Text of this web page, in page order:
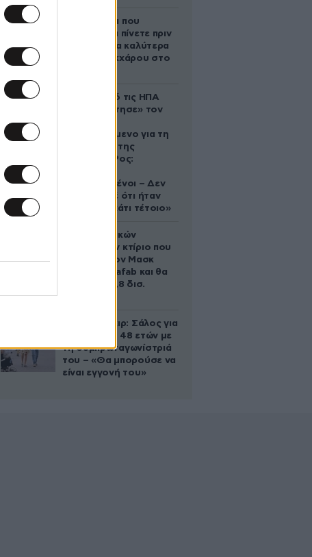
5 ροφήματα που
μπορείτε να πίνετε πριν
τον ύπνο για καλύτερα
επίπεδα σακχάρου στο
Ζευγάρι από τις ΗΠΑ
που «υιοθέτησε» τον
κατηγορούμενο για τη
δολοφονία της
Ελίζαμπεθ Ρος:
συντετριμμένοι – Δεν
έδειξε ποτέ ότι ήταν
ικανός για κάτι τέτοιο»
Το φαραωνικών
διαστάσεων κτίριο που
χτίζει ο Έλον Μασκ
λέγεται Terafab και θα
κοστίσει 16,8 δισ.
Ρίτσαρντ Γκιρ: Σάλος για
τη διαφορά 48 ετών με
τη συμπρωταγωνίστριά
του – «Θα μπορούσε να
είναι εγγονή του»